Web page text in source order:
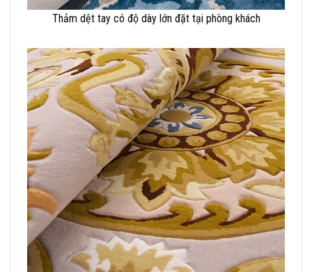
Thảm dệt tay có độ dày lớn đặt tại phòng khách